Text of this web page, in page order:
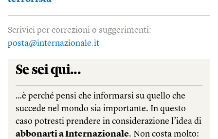
Scrivici per correzioni o suggerimenti:
posta@internazionale.it